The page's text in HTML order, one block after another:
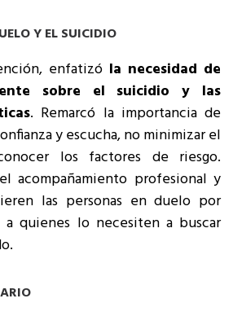
Y EL SUICIDIO
enfatizóla necesidad de
sobre el suicidio y las
. Remarcó la importancia de
y escucha, no minimizar el
los factores de riesgo.
acompañamiento profesional y
las personas en duelo por
quienes lo necesiten a buscar